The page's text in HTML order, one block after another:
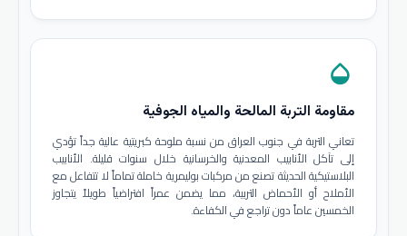
opacity
مقاومة التربة المالحة والمياه الجوفية
تعاني التربة في جنوب العراق من نسبة ملوحة كبريتية عالية جداً تؤدي
إلى تآكل الأنابيب المعدنية والخرسانية خلال سنوات قليلة. الأنابيب
البلاستيكية الحديثة تصنع من مركبات بوليمرية خاملة تماماً لا تتفاعل مع
الأملاح أو الأحماض التربية، مما يضمن عمراً افتراضياً طويلاً يتجاوز
الخمسين عاماً دون تراجع في الكفاءة.